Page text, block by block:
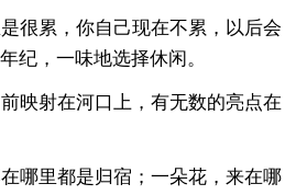
很累，你自己现在不累，以后会
纪，一味地选择休闲。
映射在河口上，有无数的亮点在
哪里都是归宿；一朵花，来在哪